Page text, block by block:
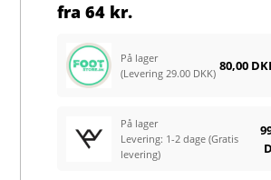
fra64 kr.
På lager
(Levering 29.00 DKK) 80,00
På lager
Levering: 1-2 dage(Gratis
levering)